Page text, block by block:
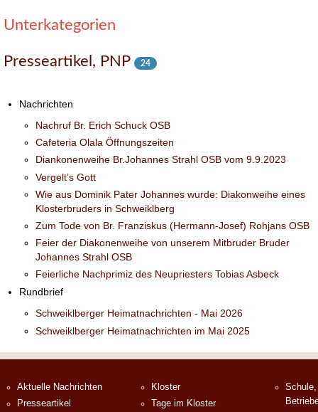
Unterkategorien
Presseartikel, PNP 24
Nachrichten
Nachruf Br. Erich Schuck OSB
Cafeteria Olala Öffnungszeiten
Diankonenweihe Br.Johannes Strahl OSB vom 9.9.2023
Vergelt’s Gott
Wie aus Dominik Pater Johannes wurde: Diakonweihe eines
Klosterbruders in Schweiklberg
Zum Tode von Br. Franziskus (Hermann-Josef) Rohjans OSB
Feier der Diakonenweihe von unserem Mitbruder Bruder
Johannes Strahl OSB
Feierliche Nachprimiz des Neupriesters Tobias Asbeck
Rundbrief
Schweiklberger Heimatnachrichten - Mai 2026
Schweiklberger Heimatnachrichten im Mai 2025
Aktuelle Nachrichten
Presseartikel
Kloster
Tage im Kloster